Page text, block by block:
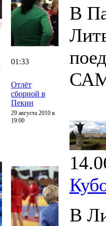
01:33
Отлёт
сборной в
Пекин
29 августа 2010 в
19:00
В
В